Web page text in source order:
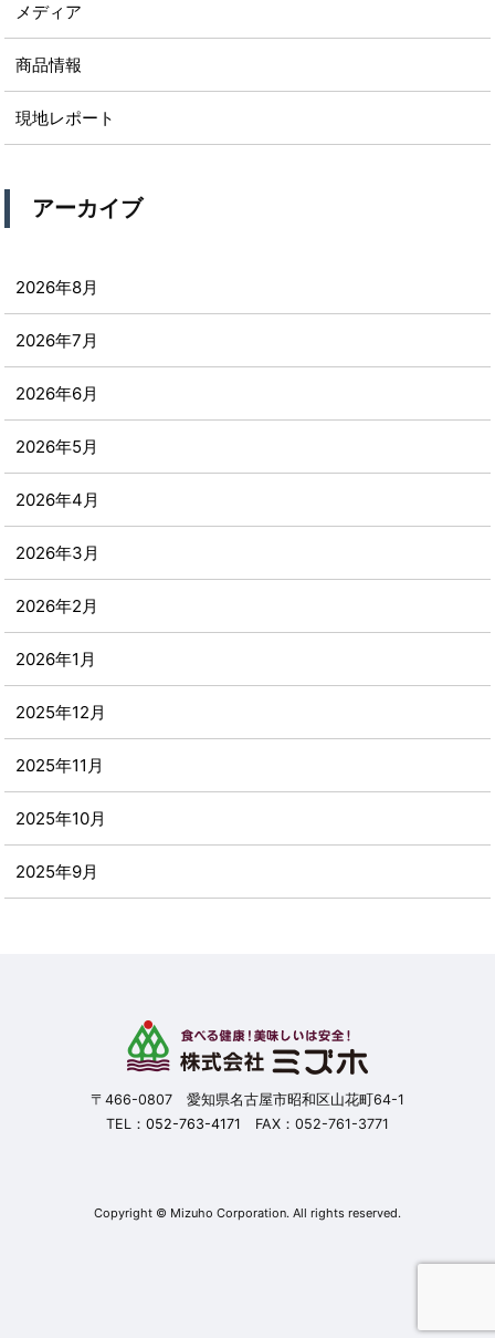
メディア
商品情報
現地レポート
アーカイブ
2026年8月
2026年7月
2026年6月
2026年5月
2026年4月
2026年3月
2026年2月
2026年1月
2025年12月
2025年11月
2025年10月
2025年9月
〒466-0807 愛知県名古屋市昭和区山花町64-1
TEL： 052-763-4171 FAX：052-761-3771
Copyright © Mizuho Corporation. All rights reserved.